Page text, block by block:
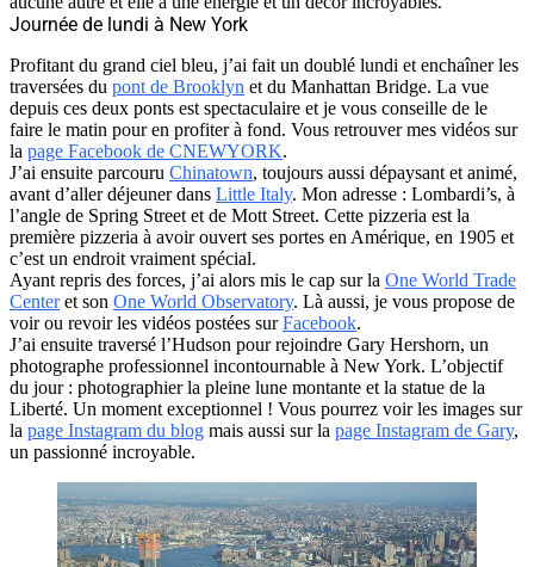
Journée de lundi à New York
Profitant du grand ciel bleu, j’ai fait un doublé lundi et enchaîner les
traversées du pont de Brooklyn et du Manhattan Bridge. La vue
depuis ces deux ponts est spectaculaire et je vous conseille de le
faire le matin pour en profiter à fond. Vous retrouver mes vidéos sur
la page Facebook de CNEWYORK.
J’ai ensuite parcouru Chinatown, toujours aussi dépaysant et animé,
avant d’aller déjeuner dans Little Italy. Mon adresse : Lombardi’s, à
l’angle de Spring Street et de Mott Street. Cette pizzeria est la
première pizzeria à avoir ouvert ses portes en Amérique, en 1905 et
c’est un endroit vraiment spécial.
Ayant repris des forces, j’ai alors mis le cap sur la One World Trade
Centeret son One World Observatory. Là aussi, je vous propose de
voir ou revoir les vidéos postées surFacebook.
J’ai ensuite traversé l’Hudson pour rejoindre Gary Hershorn, un
photographe professionnel incontournable à New York. L’objectif
du jour : photographier la pleine lune montante et la statue de la
Liberté. Un moment exceptionnel ! Vous pourrez voir les images sur
la page Instagram du blog mais aussi sur la page Instagram de Gary,
un passionné incroyable.